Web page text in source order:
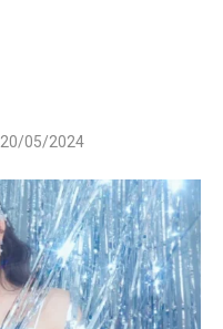
20/05/2024